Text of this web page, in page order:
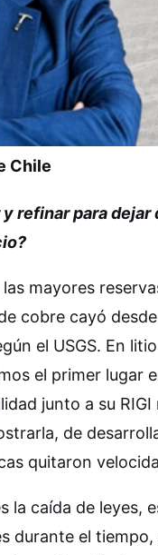
Chile
refinar para
mayores
cobre cayó
el USGS. En
el primer lugar
junto a su
de
quitaron
la caída de leyes,
durante el tiempo,